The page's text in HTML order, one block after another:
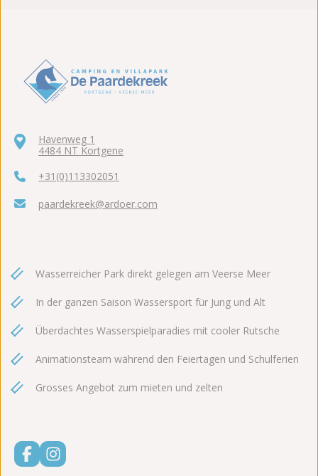
Havenweg 1
4484 NT Kortgene
+31(0)113302051
paardekreek@ardoer.com
Wasserreicher Park direkt gelegen am Veerse Meer
In der ganzen Saison Wassersport für Jung und Alt
Überdachtes Wasserspielparadies mit cooler Rutsche
Animationsteam während den Feiertagen und Schulferien
Grosses Angebot zum mieten und zelten